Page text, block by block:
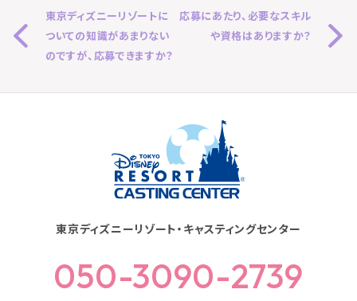
東京ディズニーリゾートに
ついての知識があまりない
のですが、応募できますか？
応募にあたり、必要なスキル
や資格はありますか？
東京ディズニーリゾート・キャスティングセンター
050-3090-2739